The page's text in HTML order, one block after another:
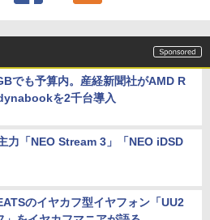
でも予算内。産経新聞社がAMD R
を2千台導入
力「NEO Stream 3」「NEO iDSD
のイヤカフ型イヤフォン「UU2